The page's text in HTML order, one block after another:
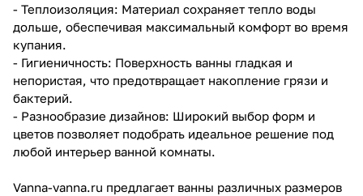
- Теплоизоляция: Материал сохраняет тепло воды
дольше, обеспечивая максимальный комфорт во время
купания.
- Гигиеничность: Поверхность ванны гладкая и
непористая, что предотвращает накопление грязи и
бактерий.
- Разнообразие дизайнов: Широкий выбор форм и
цветов позволяет подобрать идеальное решение под
любой интерьер ванной комнаты.
Vanna-vanna.ru предлагает ванны различных размеров